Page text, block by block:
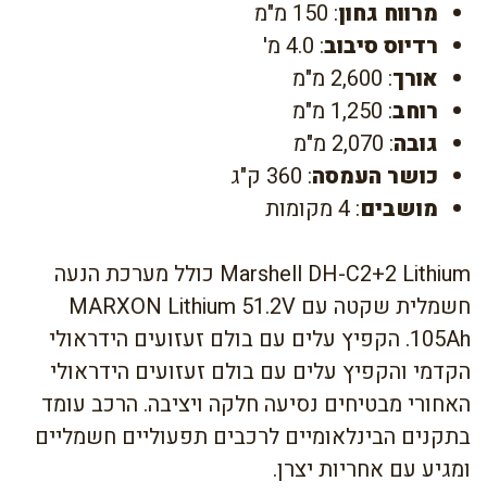
מרווח גחון: 150 מ"מ
רדיוס סיבוב: 4.0 מ'
אורך: 2,600 מ"מ
רוחב: 1,250 מ"מ
גובה: 2,070 מ"מ
כושר העמסה: 360 ק"ג
מושבים: 4 מקומות
Marshell DH-C2+2 Lithium כולל מערכת הנעה
חשמלית שקטה עם MARXON Lithium 51.2V
105Ah. הקפיץ עלים עם בולם זעזועים הידראולי
הקדמי והקפיץ עלים עם בולם זעזועים הידראולי
האחורי מבטיחים נסיעה חלקה ויציבה. הרכב עומד
בתקנים הבינלאומיים לרכבים תפעוליים חשמליים
ומגיע עם אחריות יצרן.